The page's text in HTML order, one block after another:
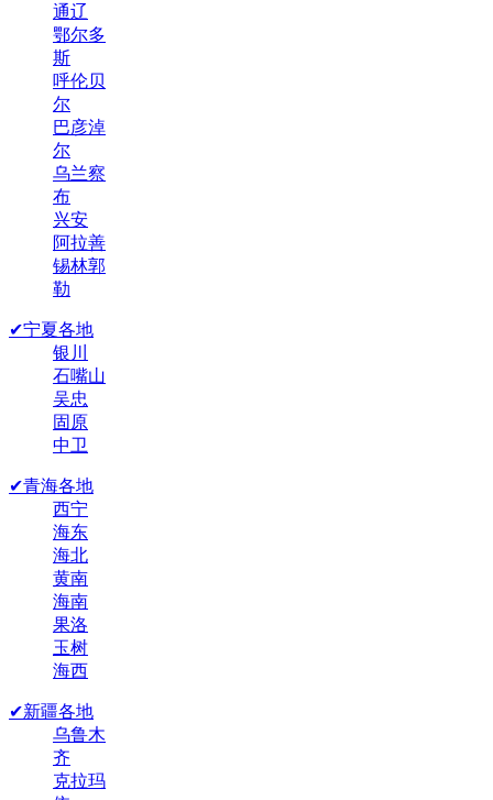
通辽
鄂尔多
斯
呼伦贝
尔
巴彦淖
尔
乌兰察
布
兴安
阿拉善
锡林郭
勒
✔宁夏各地
银川
石嘴山
吴忠
固原
中卫
✔青海各地
西宁
海东
海北
黄南
海南
果洛
玉树
海西
✔新疆各地
乌鲁木
齐
克拉玛